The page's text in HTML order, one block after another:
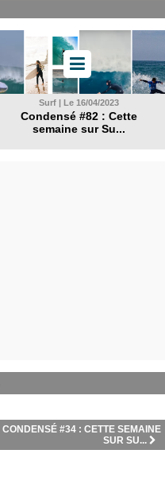
Surf | Le 16/04/2023
Condensé #82 : Cette
semaine sur Su...
CONDENSÉ #34 : CETTE SEMAINE
SUR SU...